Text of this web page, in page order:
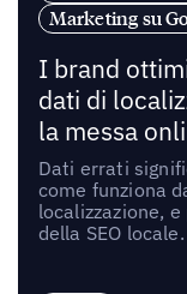
Marketing su
I brand
dati di
la messa
Dati errati
come funziona
localizzazione,
della SEO locale.